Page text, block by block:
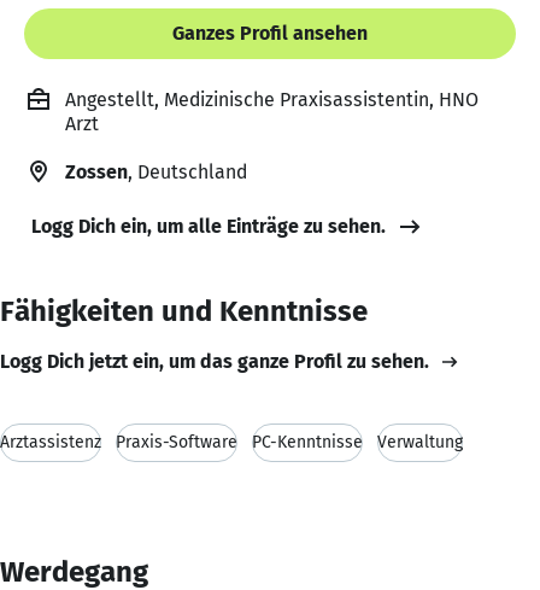
Ganzes Profil ansehen
Angestellt, Medizinische Praxisassistentin, HNO
Arzt
Zossen, Deutschland
Logg Dich ein, um alle Einträge zu sehen.
Fähigkeiten und Kenntnisse
Logg Dich jetzt ein, um das ganze Profil zu sehen.
Arztassistenz Praxis-Software PC-Kenntnisse Verwaltung
Werdegang